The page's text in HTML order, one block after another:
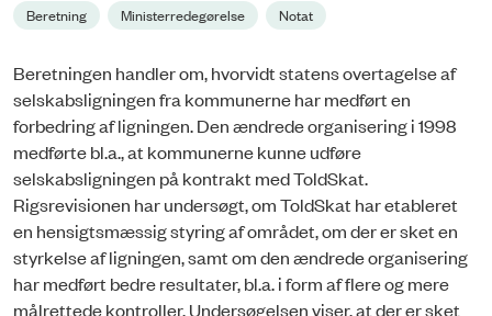
Beretning Ministerredegørelse Notat
Beretningen handler om, hvorvidt statens overtagelse af
selskabsligningen fra kommunerne har medført en
forbedring af ligningen. Den ændrede organisering i 1998
medførte bl.a., at kommunerne kunne udføre
selskabsligningen på kontrakt med ToldSkat.
Rigsrevisionen har undersøgt, om ToldSkat har etableret
en hensigtsmæssig styring af området, om der er sket en
styrkelse af ligningen, samt om den ændrede organisering
har medført bedre resultater, bl.a. i form af flere og mere
målrettede kontroller. Undersøgelsen viser, at der er sket